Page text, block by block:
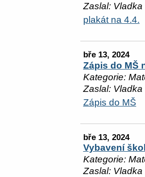
Zaslal: Vladka
plakát na 4.4.
bře 13, 2024
Zápis do MŠ
Kategorie:
Zaslal: Vladka
Zápis do MŠ
bře 13, 2024
Vybavení
Kategorie:
Zaslal: Vladka